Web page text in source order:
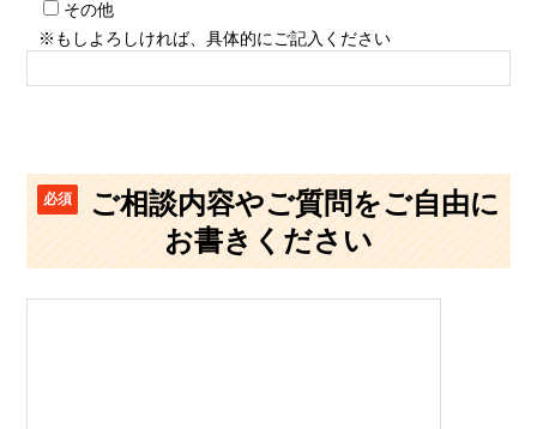
その他
※もしよろしければ、具体的にご記入ください
必須
ご相談内容やご質問をご自由に
お書きください